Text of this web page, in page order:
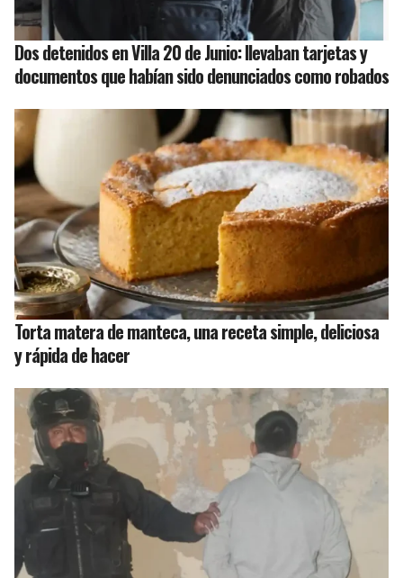
Dos detenidos en Villa 20 de Junio: llevaban tarjetas y
documentos que habían sido denunciados como robados
Torta matera de manteca, una receta simple, deliciosa
y rápida de hacer